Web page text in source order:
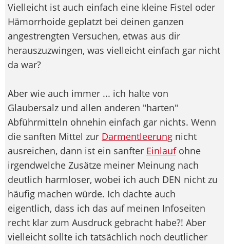
Vielleicht ist auch einfach eine kleine Fistel oder
Hämorrhoide geplatzt bei deinen ganzen
angestrengten Versuchen, etwas aus dir
herauszuzwingen, was vielleicht einfach gar nicht
da war?
Aber wie auch immer ... ich halte von
Glaubersalz und allen anderen "harten"
Abführmitteln ohnehin einfach gar nichts. Wenn
die sanften Mittel zur Darmentleerung nicht
ausreichen, dann ist ein sanfter Einlaufohne
irgendwelche Zusätze meiner Meinung nach
deutlich harmloser, wobei ich auch DEN nicht zu
häufig machen würde. Ich dachte auch
eigentlich, dass ich das auf meinen Infoseiten
recht klar zum Ausdruck gebracht habe?! Aber
vielleicht sollte ich tatsächlich noch deutlicher